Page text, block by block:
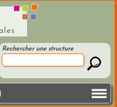
Rechercher une structure